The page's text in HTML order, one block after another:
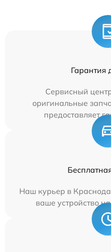
Гарантия
Сервисный
оригинальные
предоставляет
Наш курьер в
ваше устройство